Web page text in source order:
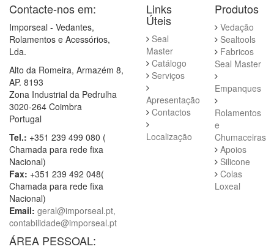
Contacte-nos em:
Imporseal - Vedantes,
Rolamentos e Acessórios,
Lda.
Alto da Romeira, Armazém 8,
AP. 8193
Zona Industrial da Pedrulha
3020-264 Coimbra
Portugal
Tel.: +351 239 499 080 (
Chamada para rede fixa
Nacional)
Fax: +351 239 492 048(
Chamada para rede fixa
Nacional)
Email: geral@imporseal.pt,
contabilidade@imporseal.pt
ÁREA PESSOAL:
Links
Úteis
Seal
Master
Catálogo
Serviços
Apresentação
Contactos
Localização
Produtos
Vedação
Sealtools
Fabricos
Seal Master
Empanques
Rolamentos
e
Chumaceiras
Apoios
Silicone
Colas
Loxeal